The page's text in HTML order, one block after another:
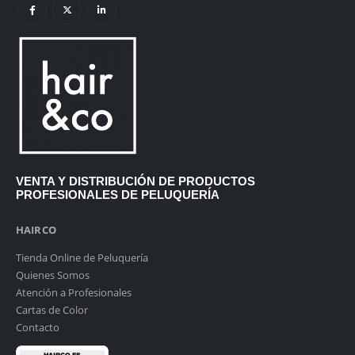
VENTA Y DISTRIBUCIÓN DE PRODUCTOS
PROFESIONALES DE PELUQUERÍA
HAIRCO
Tienda Online de Peluquería
Quienes Somos
Atención a Profesionales
Cartas de Color
Contacto